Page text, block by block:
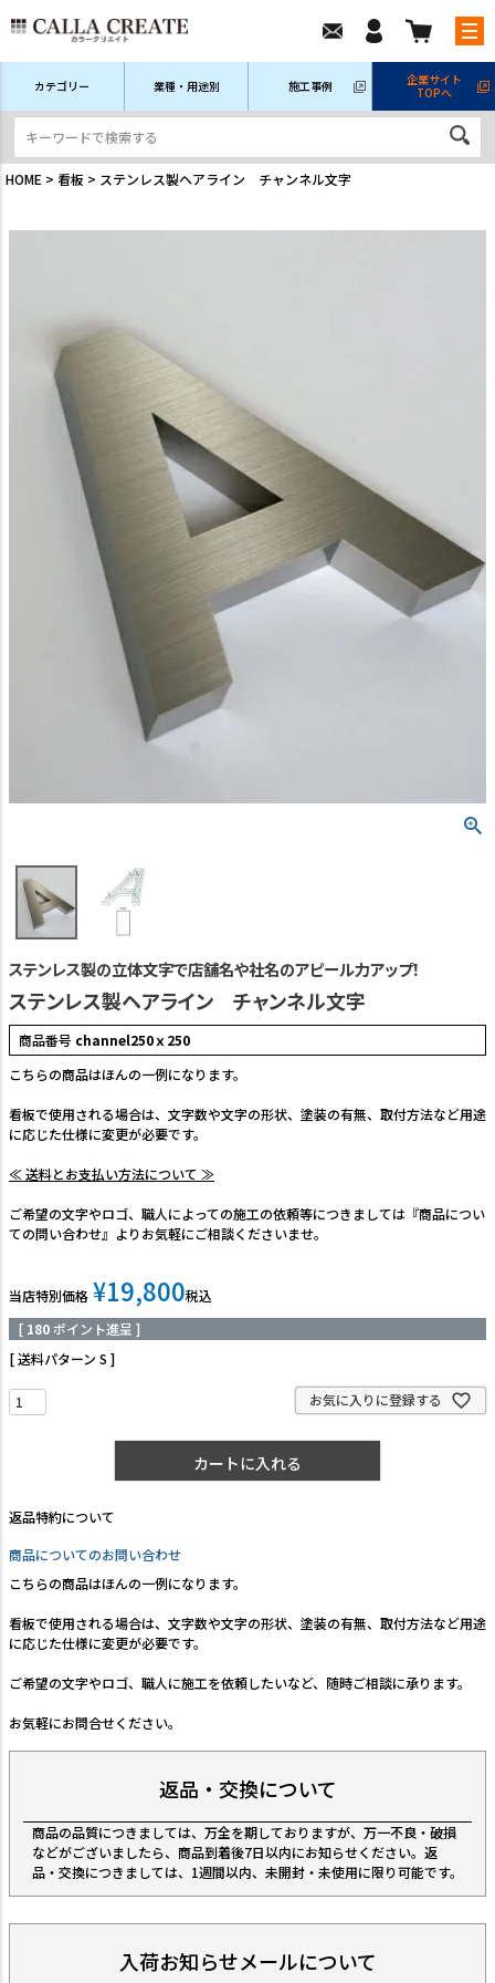
ログイン/マイページ
注文履歴
TEL:06-7493-2639 (平日9:00～18:00)
メールで問い合わせる
カテゴリーから選ぶ
業種・用途から選ぶ
特定商取引法表示
ご利用ガイド
会社概要
カテゴリー 業種・用途別 施工事例
企業サイト
TOPへ
HOME 看板 ステンレス製ヘアライン チャンネル文字
ステンレス製の立体文字で店舗名や社名のアピール力アップ！
ステンレス製ヘアライン チャンネル文字
商品番号 channel250ｘ250
こちらの商品はほんの一例になります。
看板で使用される場合は、文字数や文字の形状、塗装の有無、取付方法など用途
に応じた仕様に変更が必要です。
≪ 送料とお支払い方法について ≫
ご希望の文字やロゴ、職人によっての施工の依頼等につきましては『商品につい
ての問い合わせ』よりお気軽にご相談くださいませ。
当店特別価格 ¥19,800税込
[ 180ポイント進呈 ]
送料パターン S
お気に入りに登録する
カートに入れる
返品特約について
商品についてのお問い合わせ
こちらの商品はほんの一例になります。
看板で使用される場合は、文字数や文字の形状、塗装の有無、取付方法など用途
に応じた仕様に変更が必要です。
ご希望の文字やロゴ、職人に施工を依頼したいなど、随時ご相談に承ります。
お気軽にお問合せください。
返品・交換について
商品の品質につきましては、万全を期しておりますが、万一不良・破損
などがございましたら、商品到着後7日以内にお知らせください。返
品・交換につきましては、1週間以内、未開封・未使用に限り可能です。
入荷お知らせメールについて